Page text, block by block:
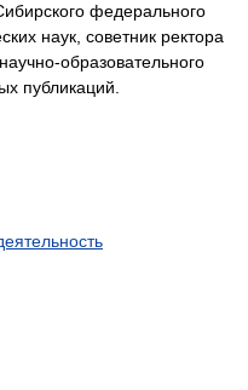
федерального
наук, советник ректора
образовательного
публикаций.